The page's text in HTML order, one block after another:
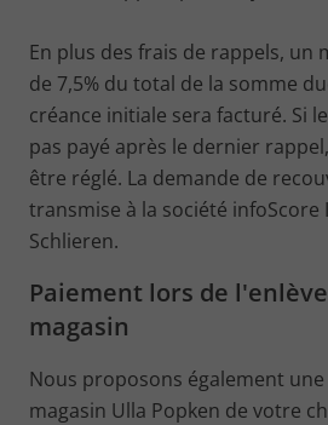
En plus des frais de rappels, un
de 7,5% du total de la somme
créance initiale sera facturé. Si
pas payé après le dernier
être réglé. La demande de
transmise à la société infoScore
Schlieren.
Paiement lors de
magasin
Nous proposons également
magasin Ulla Popken de votre